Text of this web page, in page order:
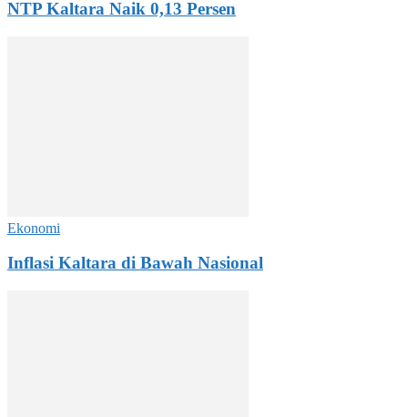
NTP Kaltara Naik 0,13 Persen
Ekonomi
Inflasi Kaltara di Bawah Nasional